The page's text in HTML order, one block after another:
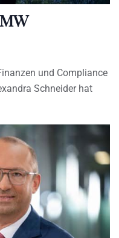
und Compliance
Schneider hat